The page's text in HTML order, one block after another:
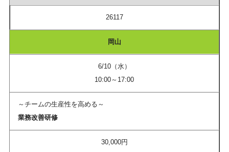
26117
岡山
6/10（水）
10:00～17:00
～チームの生産性を高める～
業務改善研修
30,000円